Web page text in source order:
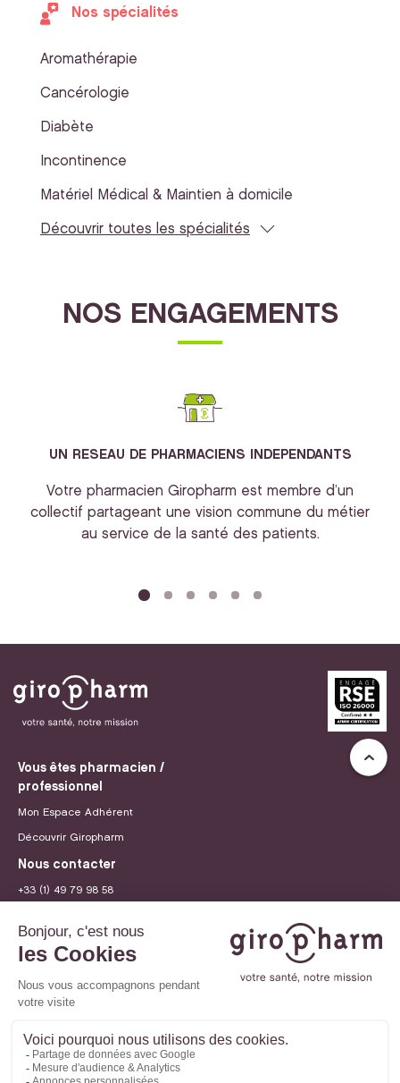
Nos spécialités
Aromathérapie
Cancérologie
Diabète
Incontinence
Matériel Médical & Maintien à domicile
Découvrir toutes les spécialités
NOS ENGAGEMENTS
UN RESEAU DE PHARMACIENS INDEPENDANTS
Votre pharmacien Giropharm est membre d’un
collectif partageant une vision commune du métier
au service de la santé des patients.
Vous êtes pharmacien /
professionnel
Mon Espace Adhérent
Découvrir Giropharm
Nous contacter
+33 (1) 49 79 98 58
Recrutement